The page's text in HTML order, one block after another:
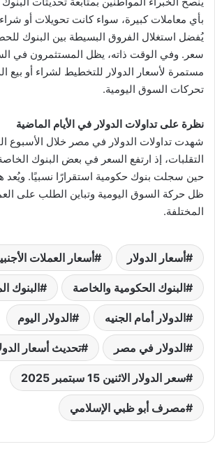
بأي معاملات كبيرة، سواء كانت تحويلات أو
يُفضل استغلال الفروق البسيطة بين البنوك
سعر. وفي الوقت ذاته، يظل المستثمرون في
مستمرة لأسعار الدولار للتخطيط لشراء أو بيع
تحركات السوق اليومية.
نظرة على تداولات الدولار في الأيام الماضية
شهدت تداولات الدولار في مصر خلال الأسبوع
التقلبات، إذ ارتفع السعر في بعض البنوك
حين سجلت بنوك حكومية استقرارًا نسبيًا. ويُعد
ظل حركة السوق اليومية وتباين الطلب على
المختلفة.
أسعار الدولار أسعار العملات
البنوك الحكومية والخاصة البنوك
الدولار أمام الجنيه الدولار اليوم
الدولار في مصر تحديث أسعار
سعر الدولار الاثنين 15 سبتمبر 2025
مصرف أبو ظبي الإسلامي